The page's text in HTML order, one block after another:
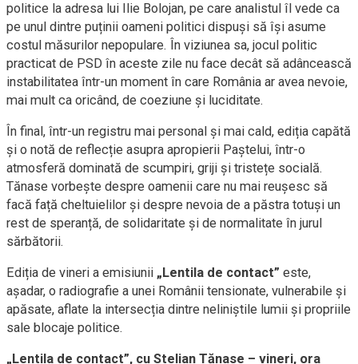
politice la adresa lui Ilie Bolojan, pe care analistul îl vede ca
pe unul dintre puținii oameni politici dispuși să își asume
costul măsurilor nepopulare. În viziunea sa, jocul politic
practicat de PSD în aceste zile nu face decât să adâncească
instabilitatea într-un moment în care România ar avea nevoie,
mai mult ca oricând, de coeziune și luciditate.
În final, într-un registru mai personal și mai cald, ediția capătă
și o notă de reflecție asupra apropierii Paștelui, într-o
atmosferă dominată de scumpiri, griji și tristețe socială.
Tănase vorbește despre oamenii care nu mai reușesc să
facă față cheltuielilor și despre nevoia de a păstra totuși un
rest de speranță, de solidaritate și de normalitate în jurul
sărbătorii.
Ediția de vineri a emisiunii „Lentila de contact” este,
așadar, o radiografie a unei Românii tensionate, vulnerabile și
apăsate, aflate la intersecția dintre neliniștile lumii și propriile
sale blocaje politice.
„Lentila de contact”, cu Stelian Tănase – vineri, ora